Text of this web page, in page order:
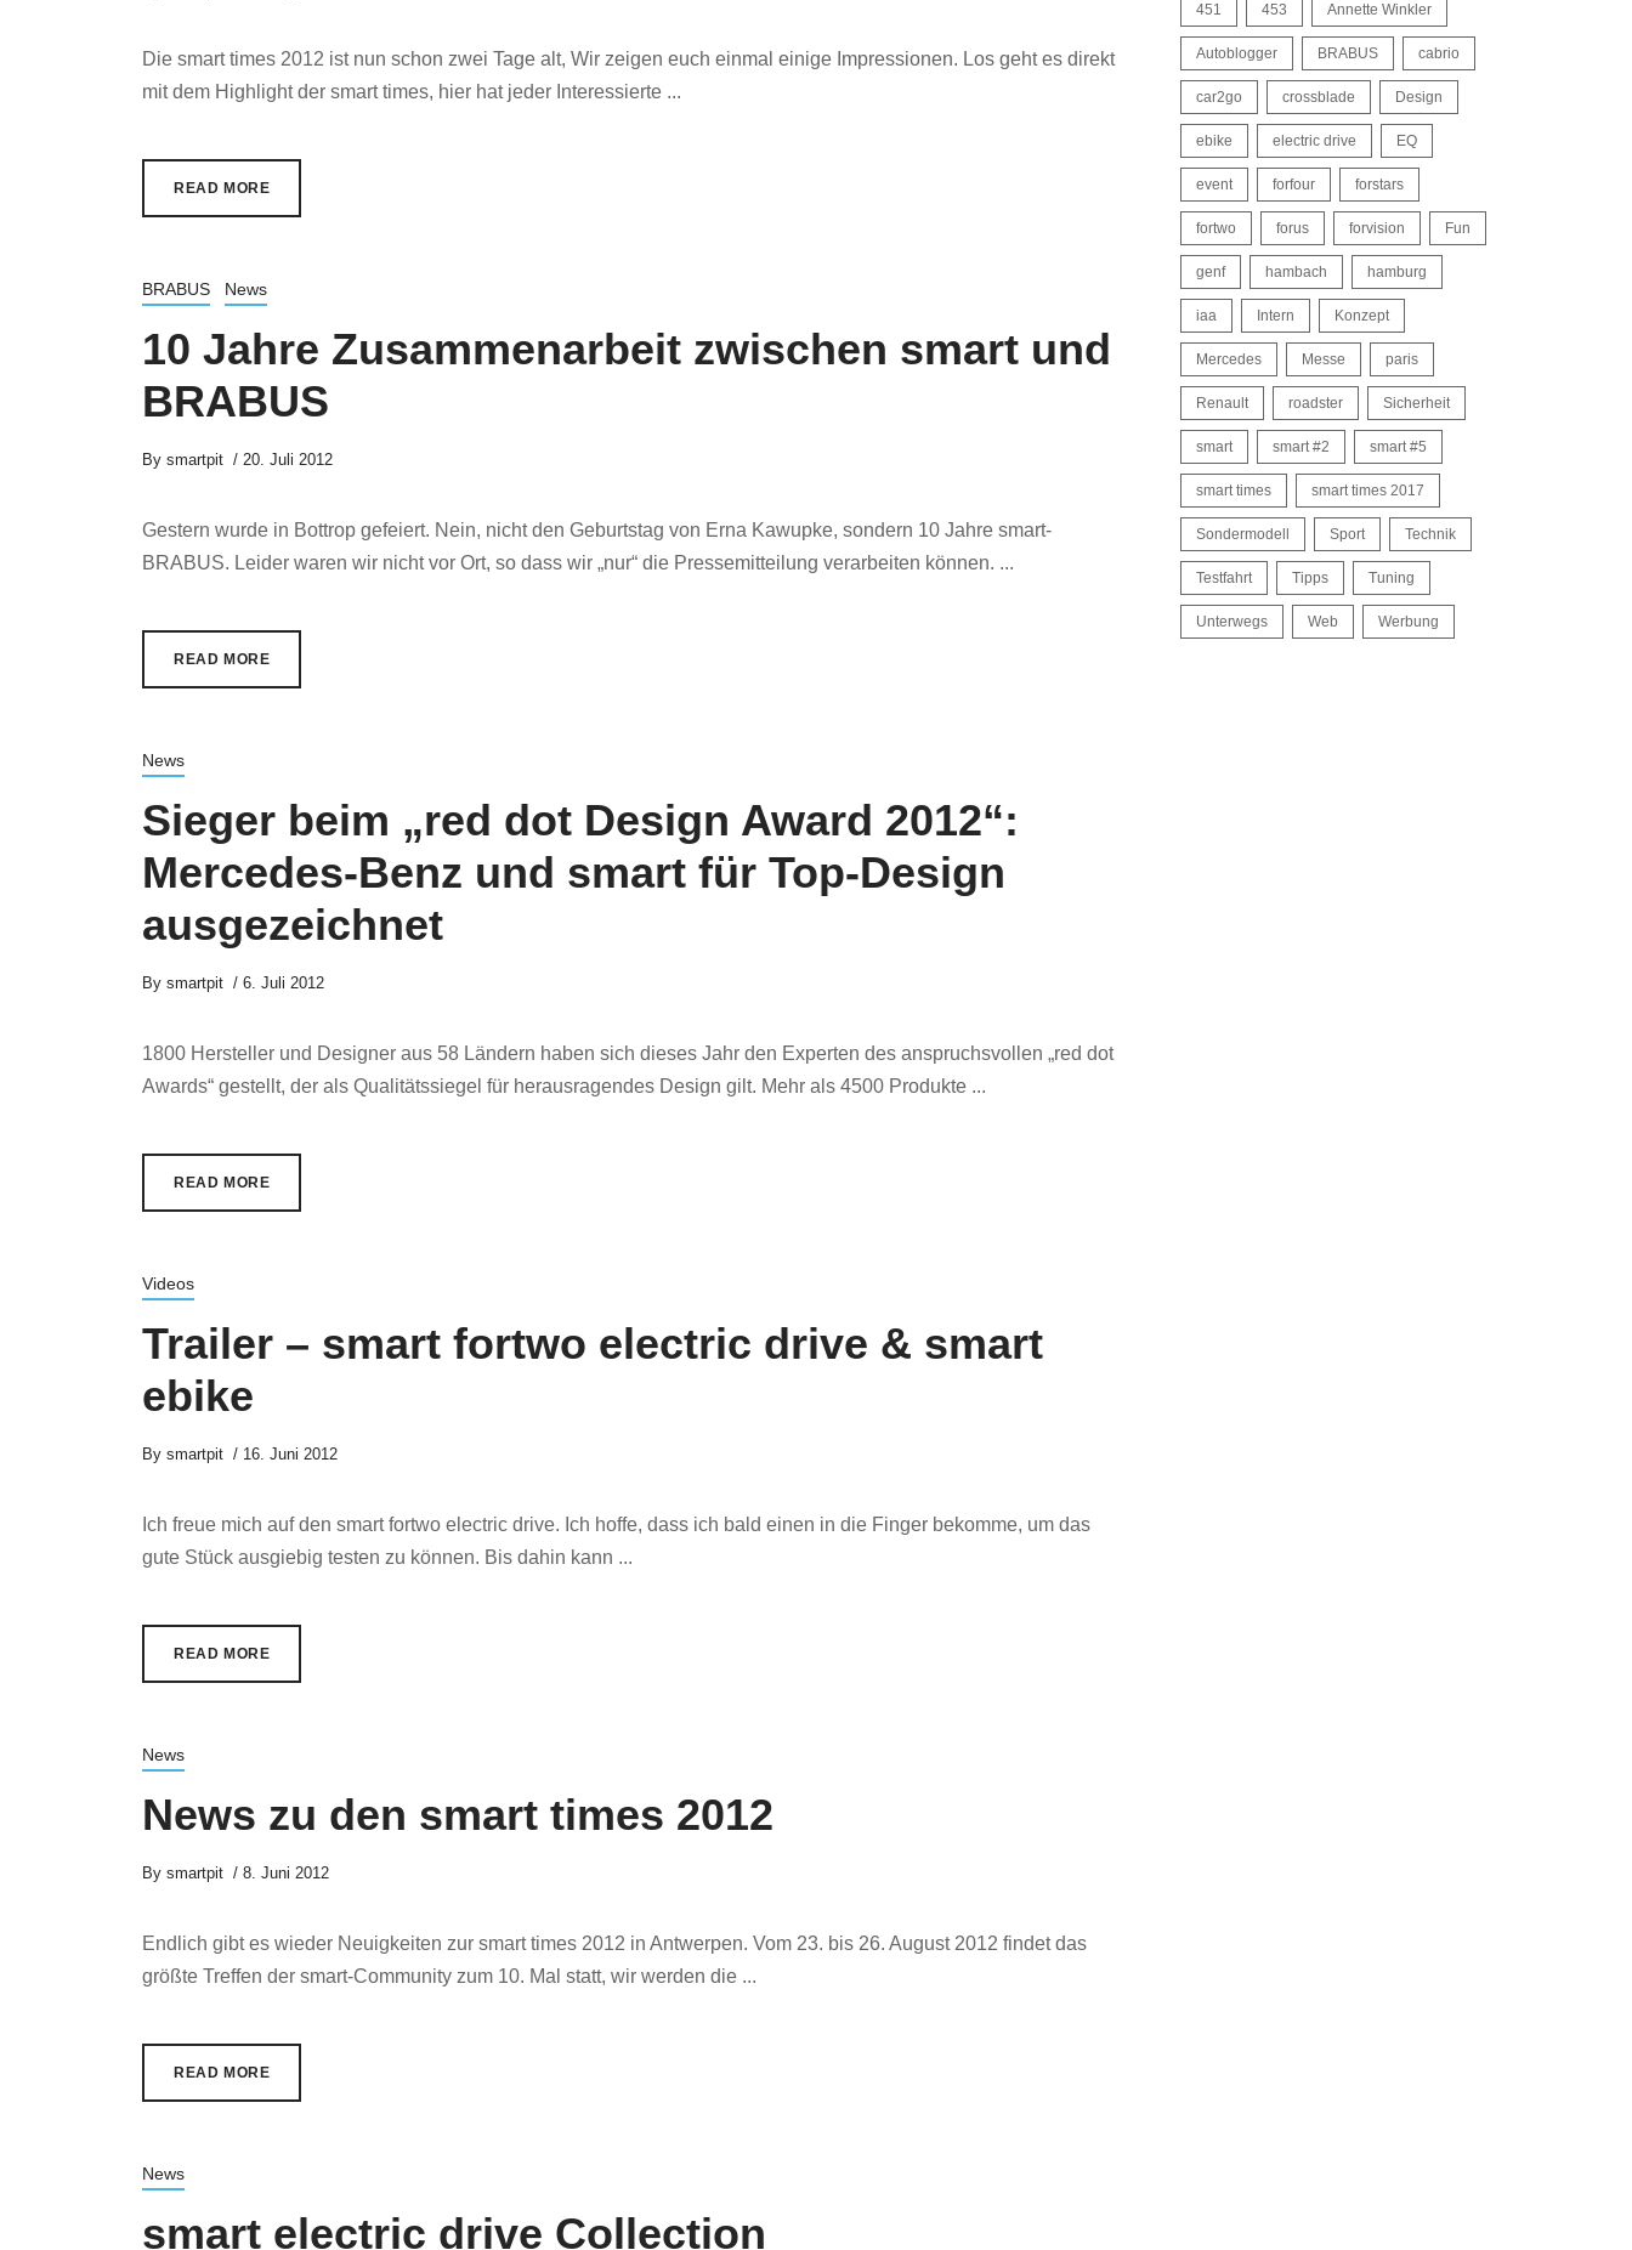
Die smart times 2012 ist nun schon zwei Tage alt, Wir zeigen euch einmal einige Impressionen. Los geht es direkt
mit dem Highlight der smart times, hier hat jeder Interessierte ...
READ MORE
BRABUS News
10 Jahre Zusammenarbeit zwischen smart und
BRABUS
By smartpit 20. Juli 2012
Gestern wurde in Bottrop gefeiert. Nein, nicht den Geburtstag von Erna Kawupke, sondern 10 Jahre smart-
BRABUS. Leider waren wir nicht vor Ort, so dass wir „nur“ die Pressemitteilung verarbeiten können. ...
READ MORE
News
Sieger beim „red dot Design Award 2012“:
Mercedes-Benz und smart für Top-Design
ausgezeichnet
By smartpit 6. Juli 2012
1800 Hersteller und Designer aus 58 Ländern haben sich dieses Jahr den Experten des anspruchsvollen „red dot
Awards“ gestellt, der als Qualitätssiegel für herausragendes Design gilt. Mehr als 4500 Produkte ...
READ MORE
Videos
Trailer – smart fortwo electric drive & smart
ebike
By smartpit 16. Juni 2012
Ich freue mich auf den smart fortwo electric drive. Ich hoffe, dass ich bald einen in die Finger bekomme, um das
gute Stück ausgiebig testen zu können. Bis dahin kann ...
READ MORE
News
News zu den smart times 2012
By smartpit 8. Juni 2012
Endlich gibt es wieder Neuigkeiten zur smart times 2012 in Antwerpen. Vom 23. bis 26. August 2012 findet das
größte Treffen der smart-Community zum 10. Mal statt, wir werden die ...
READ MORE
News
smart electric drive Collection
451 453 Annette Winkler
Autoblogger BRABUS cabrio
car2go crossblade Design
ebike electric drive EQ
event forfour forstars
fortwo forus forvision Fun
genf hambach hamburg
iaa Intern Konzept
Mercedes Messe paris
Renault roadster Sicherheit
smart smart #2 smart #5
smart times smart times 2017
Sondermodell Sport Technik
Testfahrt Tipps Tuning
Unterwegs Web Werbung